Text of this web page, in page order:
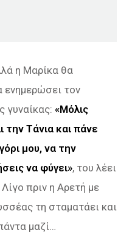
η Μαρίκα θα
ενημερώσει τον
γυναίκας: «Μόλις
Τάνια και πάνε
μου, να την
να φύγει», του λέει
Λίγο πριν η Αρετή με
τη σταματάει και
μαζί…